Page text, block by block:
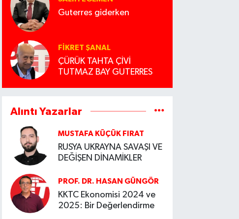
Guterres giderken
FIKRET ŞANAL
ÇÜRÜK TAHTA ÇİVİ
TUTMAZ BAY GUTERRES
Alıntı Yazarlar
MUSTAFA KÜÇÜK FIRAT
RUSYA UKRAYNA SAVAŞI VE
DEĞİŞEN DİNAMİKLER
PROF. DR. HASAN GÜNGÖR
KKTC Ekonomisi 2024 ve
2025: Bir Değerlendirme